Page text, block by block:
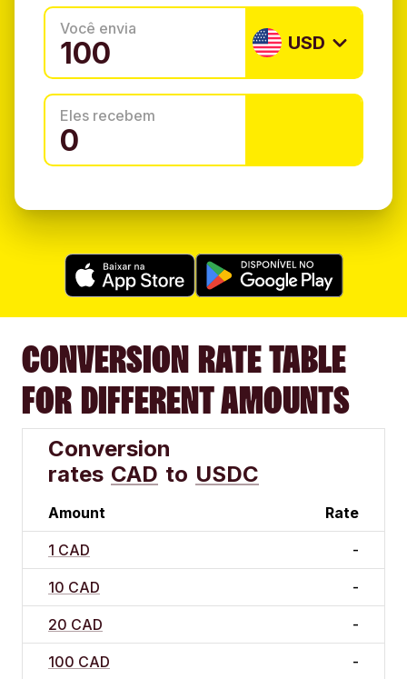
Você envia
USD
Eles recebem
CONVERSION RATE TABLE
FOR DIFFERENT AMOUNTS
Conversion
rates CAD to USDC
Amount Rate
1 CAD -
10 CAD -
20 CAD -
100 CAD -